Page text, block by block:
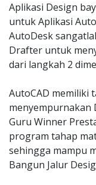
Aplikasi Design
untuk Aplikasi
AutoDesk
Drafter untuk
dari langkah 2
AutoCAD memiliki
menyempurnakan
Guru Winner
program tahap
sehingga mampu
Bangun Jalur